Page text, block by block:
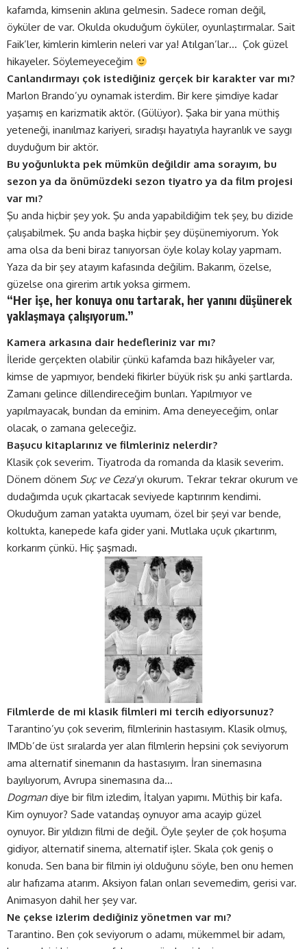
kafamda, kimsenin aklına gelmesin. Sadece roman değil,
öyküler de var. Okulda okuduğum öyküler, oyunlaştırmalar. Sait
Faik’ler, kimlerin kimlerin neleri var ya! Atılgan’lar… Çok güzel
hikayeler. Söylemeyeceğim
Canlandırmayı çok istediğiniz gerçek bir karakter var mı?
Marlon Brando’yu oynamak isterdim. Bir kere şimdiye kadar
yaşamış en karizmatik aktör. (Gülüyor). Şaka bir yana müthiş
yeteneği, inanılmaz kariyeri, sıradışı hayatıyla hayranlık ve saygı
duyduğum bir aktör.
Bu yoğunlukta pek mümkün değildir ama sorayım, bu
sezon ya da önümüzdeki sezon tiyatro ya da film projesi
var mı?
Şu anda hiçbir şey yok. Şu anda yapabildiğim tek şey, bu dizide
çalışabilmek. Şu anda başka hiçbir şey düşünemiyorum. Yok
ama olsa da beni biraz tanıyorsan öyle kolay kolay yapmam.
Yaza da bir şey atayım kafasında değilim. Bakarım, özelse,
güzelse ona girerim artık yoksa girmem.
“Her işe, her konuya onu tartarak, her yanını düşünerek
yaklaşmaya çalışıyorum.”
Kamera arkasına dair hedefleriniz var mı?
İleride gerçekten olabilir çünkü kafamda bazı hikâyeler var,
kimse de yapmıyor, bendeki fikirler büyük risk şu anki şartlarda.
Zamanı gelince dillendireceğim bunları. Yapılmıyor ve
yapılmayacak, bundan da eminim. Ama deneyeceğim, onlar
olacak, o zamana geleceğiz.
Başucu kitaplarınız ve filmleriniz nelerdir?
Klasik çok severim. Tiyatroda da romanda da klasik severim.
Dönem dönem Suç ve Ceza’yı okurum. Tekrar tekrar okurum ve
dudağımda uçuk çıkartacak seviyede kaptırırım kendimi.
Okuduğum zaman yatakta uyumam, özel bir şeyi var bende,
koltukta, kanepede kafa gider yani. Mutlaka uçuk çıkartırım,
korkarım çünkü. Hiç şaşmadı.
Filmlerde de mi klasik filmleri mi tercih ediyorsunuz?
Tarantino’yu çok severim, filmlerinin hastasıyım. Klasik olmuş,
IMDb’de üst sıralarda yer alan filmlerin hepsini çok seviyorum
ama alternatif sinemanın da hastasıyım. İran sinemasına
bayılıyorum, Avrupa sinemasına da…
Dogman diye bir film izledim, İtalyan yapımı. Müthiş bir kafa.
Kim oynuyor? Sade vatandaş oynuyor ama acayip güzel
oynuyor. Bir yıldızın filmi de değil. Öyle şeyler de çok hoşuma
gidiyor, alternatif sinema, alternatif işler. Skala çok geniş o
konuda. Sen bana bir filmin iyi olduğunu söyle, ben onu hemen
alır hafızama atarım. Aksiyon falan onları sevemedim, gerisi var.
Animasyon dahil her şey var.
Ne çekse izlerim dediğiniz yönetmen var mı?
Tarantino. Ben çok seviyorum o adamı, mükemmel bir adam,